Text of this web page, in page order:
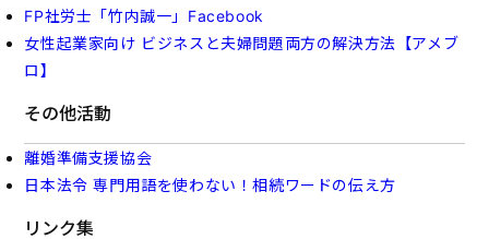
FP社労士「竹内誠一」Facebook
女性起業家向け ビジネスと夫婦問題両方の解決方法【アメブ
ロ】
その他活動
離婚準備支援協会
日本法令 専門用語を使わない！相続ワードの伝え方
リンク集